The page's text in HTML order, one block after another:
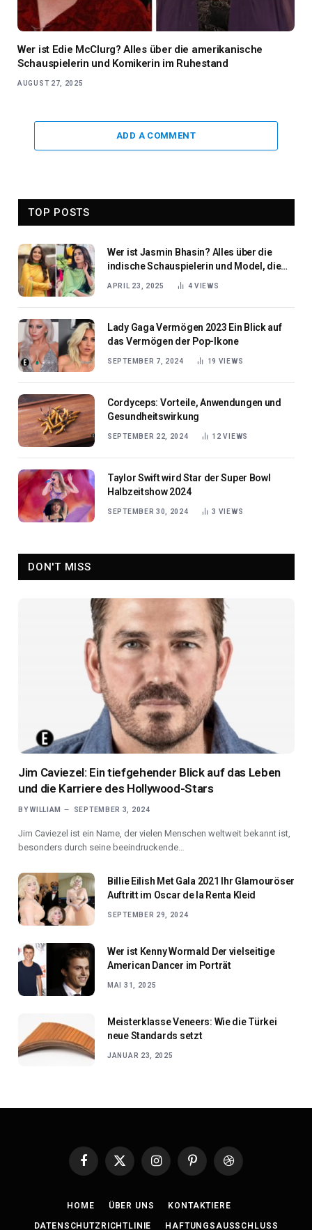
Wer ist Edie McClurg? Alles über die amerikanische
Schauspielerin und Komikerin im Ruhestand
AUGUST 27, 2025
ADD A COMMENT
TOP POSTS
Wer ist Jasmin Bhasin? Alles über die
indische Schauspielerin und Model, die
auf der Leinwand Herzen erobert
APRIL 23, 2025 4 VIEWS
Lady Gaga Vermögen 2023 Ein Blick auf
das Vermögen der Pop-Ikone
SEPTEMBER 7, 2024 19 VIEWS
Cordyceps: Vorteile, Anwendungen und
Gesundheitswirkung
SEPTEMBER 22, 2024 12VIEWS
Taylor Swift wird Star der Super Bowl
Halbzeitshow 2024
SEPTEMBER 30, 2024 3 VIEWS
DON'T MISS
Jim Caviezel: Ein tiefgehender Blick auf das Leben
und die Karriere des Hollywood-Stars
BY WILLIAM SEPTEMBER 3, 2024
Jim Caviezel ist ein Name, der vielen Menschen weltweit bekannt ist,
besonders durch seine beeindruckende…
Billie Eilish Met Gala 2021 Ihr Glamouröser
Auftritt im Oscar de la Renta Kleid
SEPTEMBER 29, 2024
Wer ist Kenny Wormald Der vielseitige
American Dancer im Porträt
MAI 31, 2025
Meisterklasse Veneers: Wie die Türkei
neue Standards setzt
JANUAR 23, 2025
Facebook
X
InstagramPinterestDribbble
HOME ÜBER UNS KONTAKTIERE
DATENSCHUTZRICHTLINIE HAFTUNGSAUSSCHLUSS